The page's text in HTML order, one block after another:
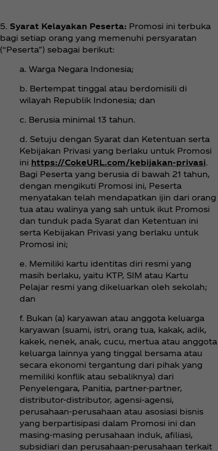
5. Syarat Kelayakan Peserta: Promosi ini terbuka
bagi setiap orang yang memenuhi persyaratan
(“Peserta”) sebagai berikut:
a. Warga Negara Indonesia;
b. Bertempat tinggal atau berdomisili di
wilayah Republik Indonesia; dan
c. Berusia minimal 13 tahun.
d. Setuju dengan Syarat dan Ketentuan serta
Kebijakan Privasi yang berlaku untuk Promosi
ini https://CokeURL.com/kebijakan-privasi.
Bagi Peserta yang berusia di bawah 21 tahun,
dengan mengikuti Promosi ini, Peserta
menyatakan telah mendapatkan ijin dari orang
tua atau walinya yang sah untuk ikut Promosi
dan tunduk pada Syarat dan Ketentuan ini
serta Kebijakan Privasi yang berlaku untuk
Promosi ini;
e. Memiliki kartu identitas diri resmi yang
masih berlaku, yaitu KTP, SIM atau Kartu
Pelajar resmi yang dikeluarkan oleh sekolah;
dan
f. Bukan (a) karyawan atau anggota keluarga
karyawan (suami, istri, orang tua, kakak, adik,
kakek, nenek, anak, cucu, mertua atau anggota
keluarga lainnya yang tinggal bersama atau
secara ekonomi tergantung dari pihak yang
memiliki konflik atau sebaliknya) dari
Penyelengara, Panitia, partner-partner,
distributor-distributor, agensi-agensi,
perusahaan-perusahaan atau asosiasi bisnis
yang berpartisipasi dalam Promosi ini dan
masing-masing perusahaan induk, afiliasi,
subsidiari dan perusahaan-perusahaan terkait